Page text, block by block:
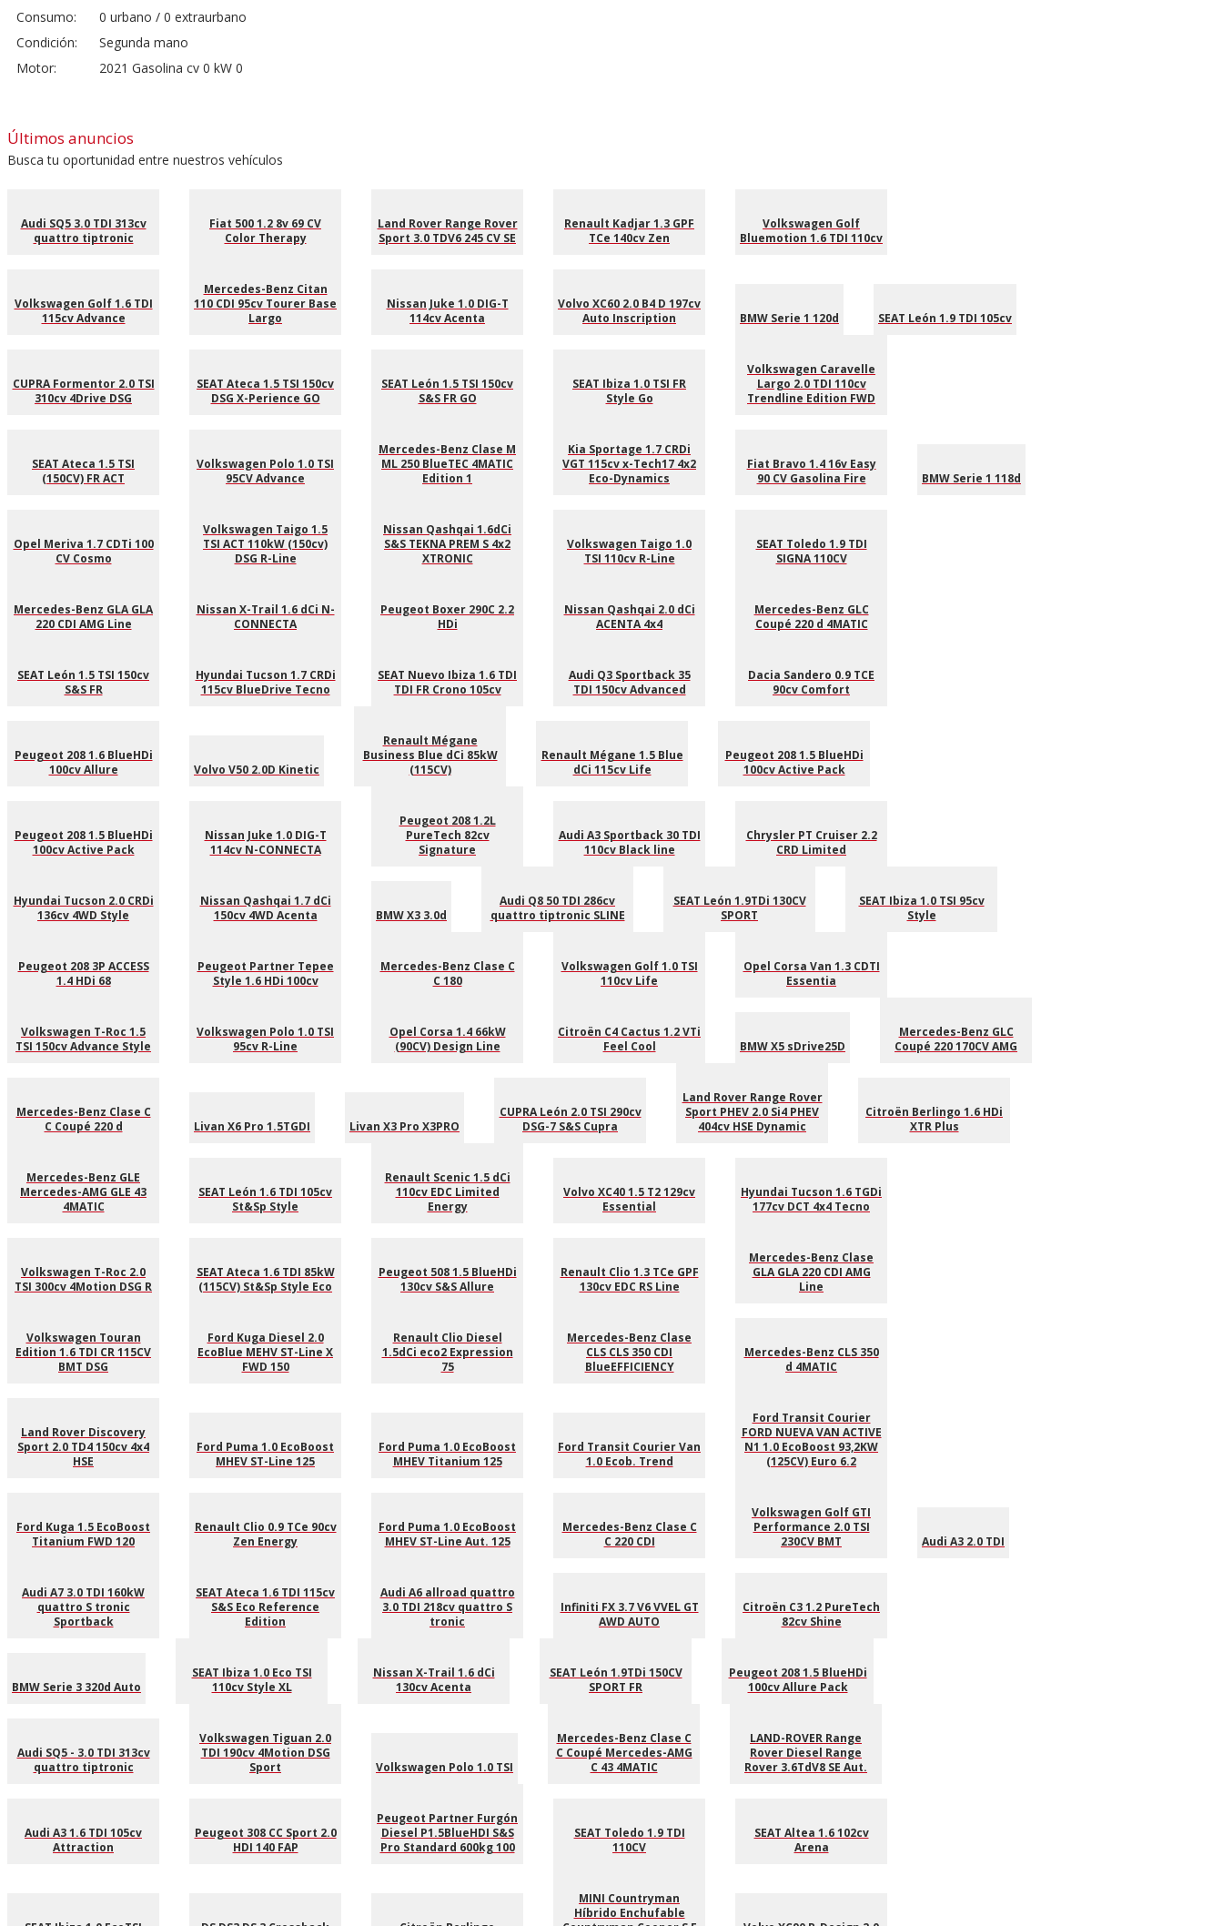
Consumo:
0 urbano / 0 extraurbano
Condición:
Segunda mano
Motor:
2021 Gasolina cv 0 kW 0
Últimos anuncios
Busca tu oportunidad entre nuestros vehículos
Audi SQ5 3.0 TDI 313cv
quattro tiptronic
Fiat 500 1.2 8v 69 CV
Color Therapy
Land Rover Range Rover
Sport 3.0 TDV6 245 CV SE
Renault Kadjar 1.3 GPF
TCe 140cv Zen
Volkswagen Golf
Bluemotion 1.6 TDI 110cv
Volkswagen Golf 1.6 TDI
115cv Advance
Mercedes-Benz Citan
110 CDI 95cv Tourer Base
Largo
Nissan Juke 1.0 DIG-T
114cv Acenta
Volvo XC60 2.0 B4 D 197cv
Auto Inscription
BMW Serie 1 120d SEAT León 1.9 TDI 105cv
CUPRA Formentor 2.0 TSI
310cv 4Drive DSG
SEAT Ateca 1.5 TSI 150cv
DSG X-Perience GO
SEAT León 1.5 TSI 150cv
S&S FR GO
SEAT Ibiza 1.0 TSI FR
Style Go
Volkswagen Caravelle
Largo 2.0 TDI 110cv
Trendline Edition FWD
SEAT Ateca 1.5 TSI
(150CV) FR ACT
Volkswagen Polo 1.0 TSI
95CV Advance
Mercedes-Benz Clase M
ML 250 BlueTEC 4MATIC
Edition 1
Kia Sportage 1.7 CRDi
VGT 115cv x-Tech17 4x2
Eco-Dynamics
Fiat Bravo 1.4 16v Easy
90 CV Gasolina Fire
BMW Serie 1 118d
Opel Meriva 1.7 CDTi 100
CV Cosmo
Volkswagen Taigo 1.5
TSI ACT 110kW (150cv)
DSG R-Line
Nissan Qashqai 1.6dCi
S&S TEKNA PREM S 4x2
XTRONIC
Volkswagen Taigo 1.0
TSI 110cv R-Line
SEAT Toledo 1.9 TDI
SIGNA 110CV
Mercedes-Benz GLA GLA
220 CDI AMG Line
Nissan X-Trail 1.6 dCi N-
CONNECTA
Peugeot Boxer 290C 2.2
HDi
Nissan Qashqai 2.0 dCi
ACENTA 4x4
Mercedes-Benz GLC
Coupé 220 d 4MATIC
SEAT León 1.5 TSI 150cv
S&S FR
Hyundai Tucson 1.7 CRDi
115cv BlueDrive Tecno
SEAT Nuevo Ibiza 1.6 TDI
TDI FR Crono 105cv
Audi Q3 Sportback 35
TDI 150cv Advanced
Dacia Sandero 0.9 TCE
90cv Comfort
Peugeot 208 1.6 BlueHDi
100cv Allure
Volvo V50 2.0D Kinetic
Renault Mégane
Business Blue dCi 85kW
(115CV)
Renault Mégane 1.5 Blue
dCi 115cv Life
Peugeot 208 1.5 BlueHDi
100cv Active Pack
Peugeot 208 1.5 BlueHDi
100cv Active Pack
Nissan Juke 1.0 DIG-T
114cv N-CONNECTA
Peugeot 208 1.2L
PureTech 82cv
Signature
Audi A3 Sportback 30 TDI
110cv Black line
Chrysler PT Cruiser 2.2
CRD Limited
Hyundai Tucson 2.0 CRDi
136cv 4WD Style
Nissan Qashqai 1.7 dCi
150cv 4WD Acenta
BMW X3 3.0d
Audi Q8 50 TDI 286cv
quattro tiptronic SLINE
SEAT León 1.9TDi 130CV
SPORT
SEAT Ibiza 1.0 TSI 95cv
Style
Peugeot 208 3P ACCESS
1.4 HDi 68
Peugeot Partner Tepee
Style 1.6 HDi 100cv
Mercedes-Benz Clase C
C 180
Volkswagen Golf 1.0 TSI
110cv Life
Opel Corsa Van 1.3 CDTI
Essentia
Volkswagen T-Roc 1.5
TSI 150cv Advance Style
Volkswagen Polo 1.0 TSI
95cv R-Line
Opel Corsa 1.4 66kW
(90CV) Design Line
Citroën C4 Cactus 1.2 VTi
Feel Cool
BMW X5 sDrive25D
Mercedes-Benz GLC
Coupé 220 170CV AMG
Mercedes-Benz Clase C
C Coupé 220 d
Livan X6 Pro 1.5TGDI Livan X3 Pro X3PRO
CUPRA León 2.0 TSI 290cv
DSG-7 S&S Cupra
Land Rover Range Rover
Sport PHEV 2.0 Si4 PHEV
404cv HSE Dynamic
Citroën Berlingo 1.6 HDi
XTR Plus
Mercedes-Benz GLE
Mercedes-AMG GLE 43
4MATIC
SEAT León 1.6 TDI 105cv
St&Sp Style
Renault Scenic 1.5 dCi
110cv EDC Limited
Energy
Volvo XC40 1.5 T2 129cv
Essential
Hyundai Tucson 1.6 TGDi
177cv DCT 4x4 Tecno
Volkswagen T-Roc 2.0
TSI 300cv 4Motion DSG R
SEAT Ateca 1.6 TDI 85kW
(115CV) St&Sp Style Eco
Peugeot 508 1.5 BlueHDi
130cv S&S Allure
Renault Clio 1.3 TCe GPF
130cv EDC RS Line
Mercedes-Benz Clase
GLA GLA 220 CDI AMG
Line
Volkswagen Touran
Edition 1.6 TDI CR 115CV
BMT DSG
Ford Kuga Diesel 2.0
EcoBlue MEHV ST-Line X
FWD 150
Renault Clio Diesel
1.5dCi eco2 Expression
75
Mercedes-Benz Clase
CLS CLS 350 CDI
BlueEFFICIENCY
Mercedes-Benz CLS 350
d 4MATIC
Land Rover Discovery
Sport 2.0 TD4 150cv 4x4
HSE
Ford Puma 1.0 EcoBoost
MHEV ST-Line 125
Ford Puma 1.0 EcoBoost
MHEV Titanium 125
Ford Transit Courier Van
1.0 Ecob. Trend
Ford Transit Courier
FORD NUEVA VAN ACTIVE
N1 1.0 EcoBoost 93,2KW
(125CV) Euro 6.2
Ford Kuga 1.5 EcoBoost
Titanium FWD 120
Renault Clio 0.9 TCe 90cv
Zen Energy
Ford Puma 1.0 EcoBoost
MHEV ST-Line Aut. 125
Mercedes-Benz Clase C
C 220 CDI
Volkswagen Golf GTI
Performance 2.0 TSI
230CV BMT
Audi A3 2.0 TDI
Audi A7 3.0 TDI 160kW
quattro S tronic
Sportback
SEAT Ateca 1.6 TDI 115cv
S&S Eco Reference
Edition
Audi A6 allroad quattro
3.0 TDI 218cv quattro S
tronic
Infiniti FX 3.7 V6 VVEL GT
AWD AUTO
Citroën C3 1.2 PureTech
82cv Shine
BMW Serie 3 320d Auto
SEAT Ibiza 1.0 Eco TSI
110cv Style XL
Nissan X-Trail 1.6 dCi
130cv Acenta
SEAT León 1.9TDi 150CV
SPORT FR
Peugeot 208 1.5 BlueHDi
100cv Allure Pack
Audi SQ5 - 3.0 TDI 313cv
quattro tiptronic
Volkswagen Tiguan 2.0
TDI 190cv 4Motion DSG
Sport
Volkswagen Polo 1.0 TSI
Mercedes-Benz Clase C
C Coupé Mercedes-AMG
C 43 4MATIC
LAND-ROVER Range
Rover Diesel Range
Rover 3.6TdV8 SE Aut.
Audi A3 1.6 TDI 105cv
Attraction
Peugeot 308 CC Sport 2.0
HDI 140 FAP
Peugeot Partner Furgón
Diesel P1.5BlueHDI S&S
Pro Standard 600kg 100
SEAT Toledo 1.9 TDI
110CV
SEAT Altea 1.6 102cv
Arena
MINI Countryman
Híbrido Enchufable